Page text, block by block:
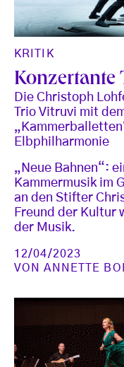
KRITIK
Konzertante
Die Christoph
Trio Vitruvi mit
Elbphilharmonie
„Neue Bahnen“:
Kammermusik im
an den Stifter
Freund der Kultur
der Musik.
12/04/2023
VONANNETTE